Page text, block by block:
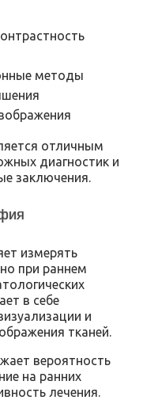
методы
отличным
диагностик и
заключения.
измерять
при раннем
в себе
и
тканей.
вероятность
на ранних
лечения.